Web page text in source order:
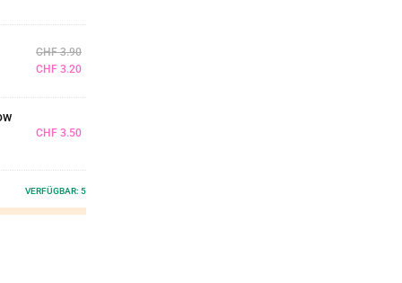
CHF3.90
CHF 3.20
CHF 3.50
VERFÜGBAR: 5